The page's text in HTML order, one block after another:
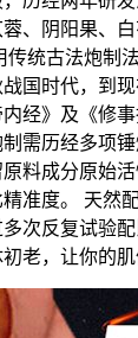
、阴阳果、
统古法炮制
国时代，到
经》及《修
需历经多项
料成分原始
准度。 天然
次反复试验
老，让你的肌